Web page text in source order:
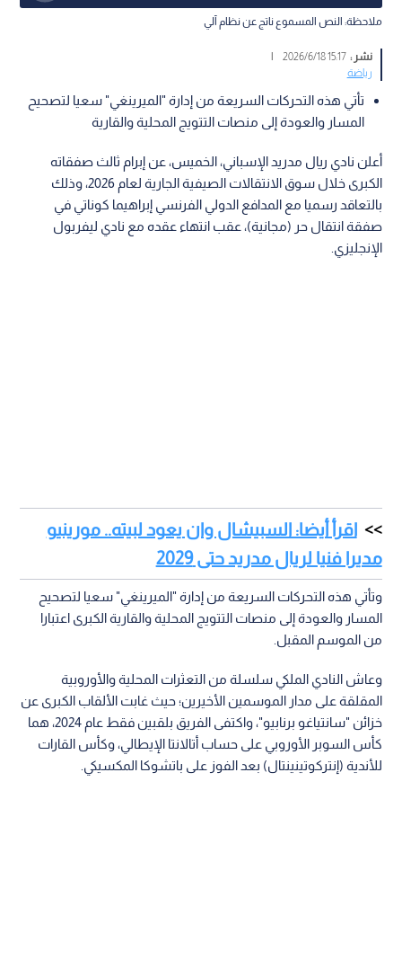
ملاحظة: النص المسموع ناتج عن نظام آلي
نشر :15:17 2026/6/18
|
رياضة
تأتي هذه التحركات السريعة من إدارة "الميرينغي" سعيا لتصحيح
المسار والعودة إلى منصات التتويج المحلية والقارية
أعلن نادي ريال مدريد الإسباني، الخميس، عن إبرام ثالث صفقاته
الكبرى خلال سوق الانتقالات الصيفية الجارية لعام 2026، وذلك
بالتعاقد رسميا مع المدافع الدولي الفرنسي إبراهيما كوناتي في
صفقة انتقال حر (مجانية)، عقب انتهاء عقده مع نادي ليفربول
الإنجليزي.
اقرأ أيضا: السبيشال وان يعود لبيته.. مورينيو
مديرا فنيا لريال مدريد حتى 2029
وتأتي هذه التحركات السريعة من إدارة "الميرينغي" سعيا لتصحيح
المسار والعودة إلى منصات التتويج المحلية والقارية الكبرى اعتبارا
من الموسم المقبل.
وعاش النادي الملكي سلسلة من التعثرات المحلية والأوروبية
المقلقة على مدار الموسمين الأخيرين؛ حيث غابت الألقاب الكبرى عن
خزائن "سانتياغو برنابيو"، واكتفى الفريق بلقبين فقط عام 2024، هما
كأس السوبر الأوروبي على حساب أتالانتا الإيطالي، وكأس القارات
للأندية (إنتركوتينينتال) بعد الفوز على باتشوكا المكسيكي.